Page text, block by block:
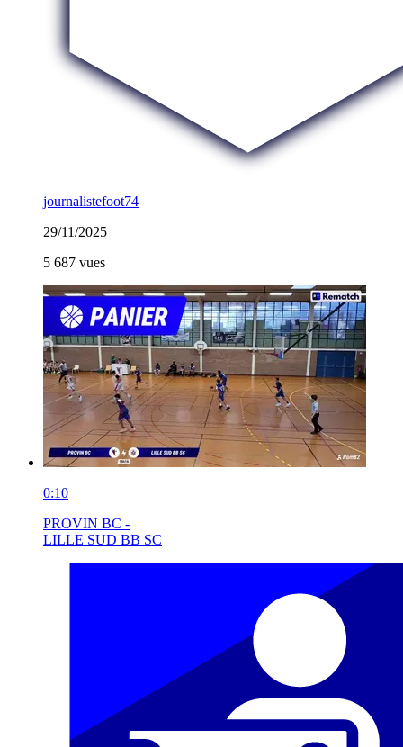
journalistefoot74
29/11/2025
5 687 vues
0:10
PROVIN BC -
LILLE SUD BB SC